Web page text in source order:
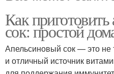
Как
сок: простой
Апельсиновый сок — это не
и отличный источник